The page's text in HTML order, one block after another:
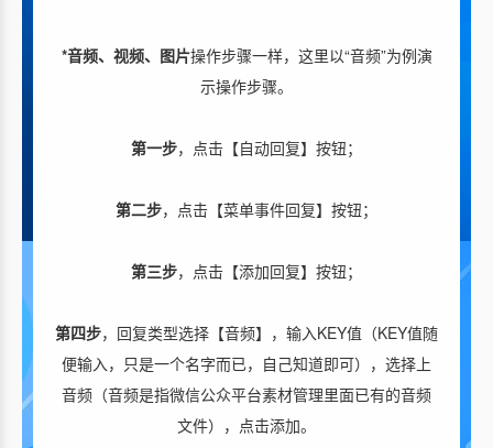
*音频、视频、图片操作步骤一样，这里以“音频”为例演
示操作步骤。
第一步，点击【自动回复】按钮；
第二步，点击【菜单事件回复】按钮；
第三步，点击【添加回复】按钮；
第四步，回复类型选择【音频】，输入KEY值（KEY值随
便输入，只是一个名字而已，自己知道即可），选择上
音频（音频是指微信公众平台素材管理里面已有的音频
文件），点击添加。